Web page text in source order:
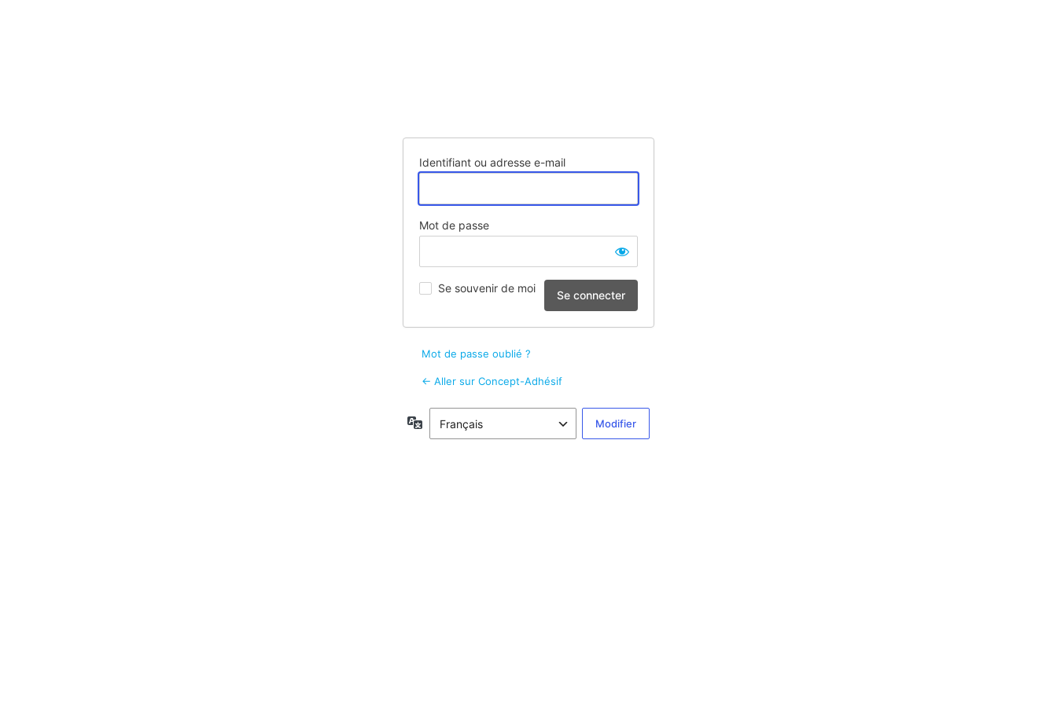
Identifiant ou adresse e-mail
Mot de passe
Se souvenir de moi
Mot de passe oublié ?
← Aller sur Concept-Adhésif
Langue